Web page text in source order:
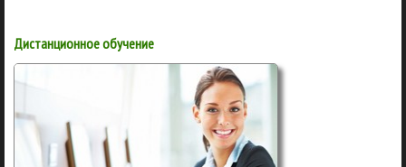
Дистанционное обучение